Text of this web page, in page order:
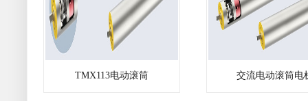
TMX113电动滚筒 交流电动滚筒电